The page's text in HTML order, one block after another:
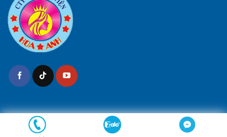
(*) Kết quả tùy thuộc cơ địa của mỗi người